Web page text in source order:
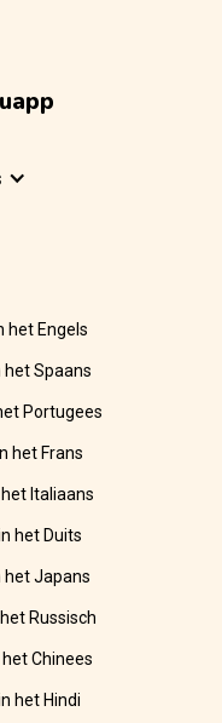
het Engels
het Spaans
Portugees
het Frans
Italiaans
het Duits
het Japans
Russisch
Chinees
het Hindi